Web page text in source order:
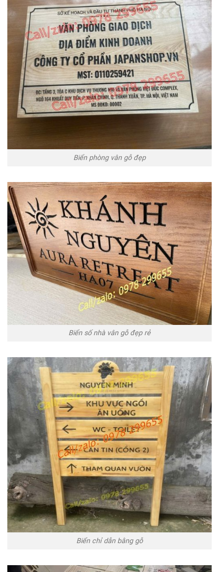
Biển phòng vân gỗ đẹp
Biển số nhà vân gỗ đẹp rẻ
Biển chỉ dẫn bằng gỗ